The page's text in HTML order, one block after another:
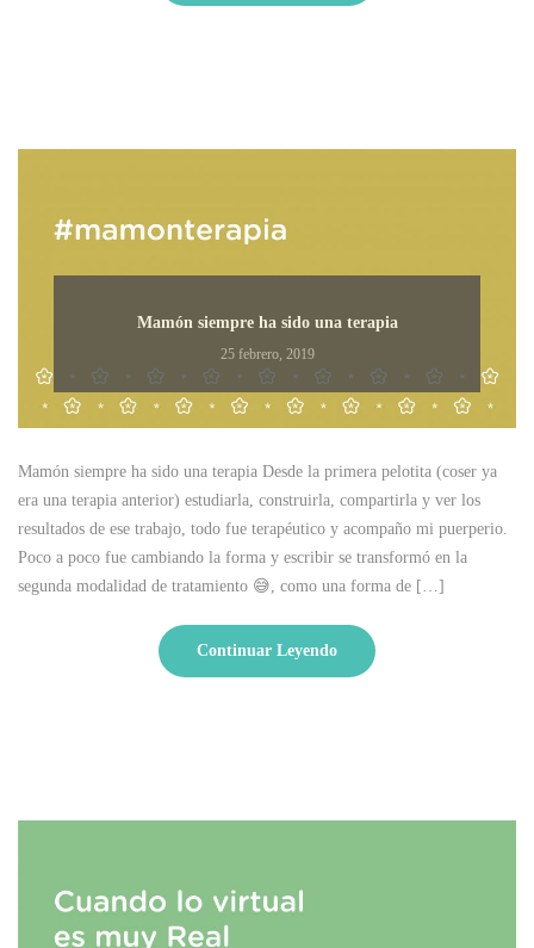
Mamón siempre ha sido una terapia
25 febrero, 2019
Mamón siempre ha sido una terapia Desde la primera pelotita (coser ya
era una terapia anterior) estudiarla, construirla, compartirla y ver los
resultados de ese trabajo, todo fue terapéutico y acompaño mi puerperio.
Poco a poco fue cambiando la forma y escribir se transformó en la
segunda modalidad de tratamiento 😅, como una forma de […]
Continuar Leyendo